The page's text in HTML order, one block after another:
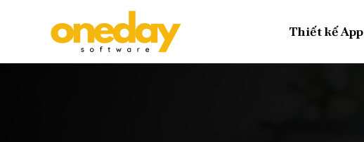
Thiết kế